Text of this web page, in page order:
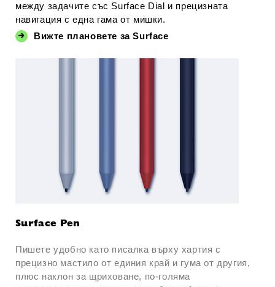
между задачите със Surface Dial и прецизната
навигация с една гама от мишки.
Вижте плановете за Surface
Surface Pen
Пишете удобно като писалка върху хартия с
прецизно мастило от единия край и гума от другия,
плюс наклон за щриховане, по-голяма